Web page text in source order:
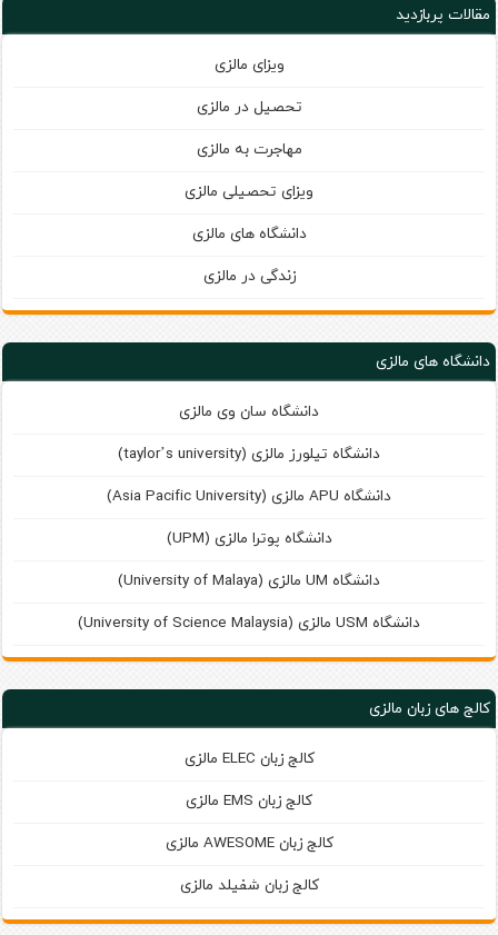
مقالات پربازدید
ویزای مالزی
تحصیل در مالزی
مهاجرت به مالزی
ویزای تحصیلی مالزی
دانشگاه های مالزی
زندگی در مالزی
دانشگاه های مالزی
دانشگاه سان وی مالزی
دانشگاه تیلورز مالزی (taylor’s university)
دانشگاه APU مالزی (Asia Pacific University)
دانشگاه پوترا مالزی (UPM)
دانشگاه UM مالزی (University of Malaya)
دانشگاه USM مالزی (University of Science Malaysia)
کالج های زبان مالزی
کالج زبان ELEC مالزی
کالج زبان EMS مالزی
کالج زبان AWESOME مالزی
کالج زبان شفیلد مالزی